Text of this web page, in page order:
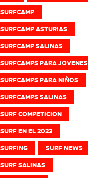
SURFCAMP
SURFCAMP ASTURIAS
SURFCAMP SALINAS
SURFCAMPS PARA JOVENES
SURFCAMPS PARA NIÑOS
SURFCAMPS SALINAS
SURF COMPETICION
SURF EN EL 2023
SURFING SURF NEWS
SURF SALINAS